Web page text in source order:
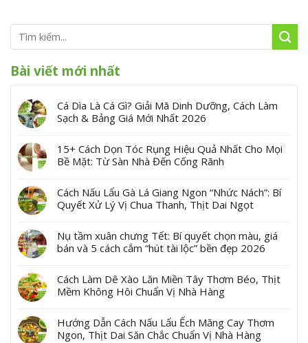
Bài viết mới nhất
Cá Dìa Là Cá Gì? Giải Mã Dinh Dưỡng, Cách Làm
Sạch & Bảng Giá Mới Nhất 2026
15+ Cách Dọn Tóc Rụng Hiệu Quả Nhất Cho Mọi
Bề Mặt: Từ Sàn Nhà Đến Cống Rãnh
Cách Nấu Lẩu Gà Lá Giang Ngon “Nhức Nách”: Bí
Quyết Xử Lý Vị Chua Thanh, Thịt Dai Ngọt
Nụ tầm xuân chưng Tết: Bí quyết chọn màu, giá
bán và 5 cách cắm “hút tài lộc” bền đẹp 2026
Cách Làm Dê Xào Lăn Miền Tây Thơm Béo, Thịt
Mềm Không Hôi Chuẩn Vị Nhà Hàng
Hướng Dẫn Cách Nấu Lẩu Ếch Măng Cay Thơm
Ngon, Thịt Dai Săn Chắc Chuẩn Vị Nhà Hàng